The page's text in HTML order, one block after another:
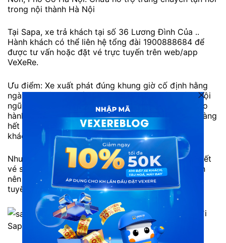
trong nội thành Hà Nội
Tại Sapa, xe trả khách tại số 36 Lương Đình Của ..
Hành khách có thể liên hệ tổng đài 1900888684 để
được tư vấn hoặc đặt vé trực tuyến trên web/app
VeXeRe.
Ưu điểm: Xe xuất phát đúng khung giờ cố định hằng
ngày. Cơ sở vật chất trên xe luôn được đảm bảo. Đội
ngũ tài xế tận tâm, mang đến hành trình an toàn cho
hành khách. Nhân viên phục vụ luôn hỗ trợ khách hàng
hết mình, chu đáo, luôn giải đáp các thắc mắc của
khách hàng tận tình.
Nhược điểm: Số lượng khách đi đông nên thường hết
vé sớm vào các ngày cuối tuần hoặc cao điểm. Bạn
nên liên hệ tổng đài 1900888684 hoặc đặt vé trực
tuyến trước để tránh hết vé.
Xe Sapa Global Bus đi
Sapa từ Hà Nội